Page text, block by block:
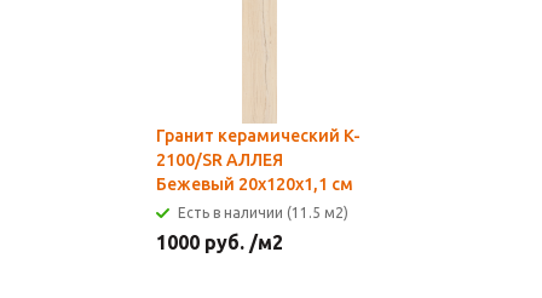
Гранит керамический K-
2100/SR АЛЛЕЯ
Бежевый 20х120х1,1 см
Есть в наличии (11.5 м2)
1000 руб. /м2